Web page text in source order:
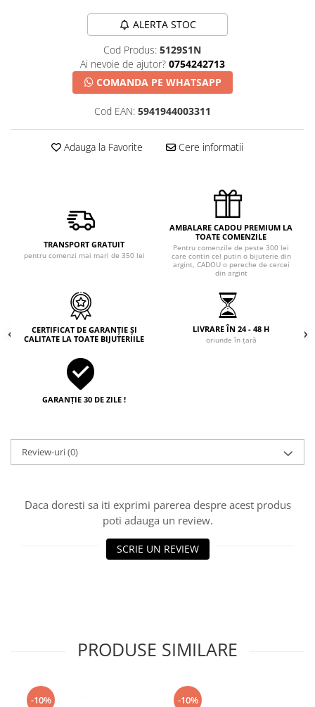
ALERTA STOC
Cod Produs: 5129S1N
Ai nevoie de ajutor? 0754242713
COMANDA PE WHATSAPP
Cod EAN: 5941944003311
Adauga la Favorite Cere informatii
TRANSPORT GRATUIT
pentru comenzi mai mari de 350 lei
AMBALARE CADOU PREMIUM LA
TOATE COMENZILE
Pentru comenzile de peste 300 lei
care contin cel putin o bijuterie din
argint, CADOU o pereche de cercei
din argint
CERTIFICAT DE GARANȚIE ȘI
CALITATE LA TOATE BIJUTERIILE
LIVRARE ÎN 24 - 48 H
oriunde în țară
GARANȚIE 30 DE ZILE !
Review-uri(0)
Daca doresti sa iti exprimi parerea despre acest produs
poti adauga un review.
SCRIE UN REVIEW
PRODUSE SIMILARE
-10% -10%